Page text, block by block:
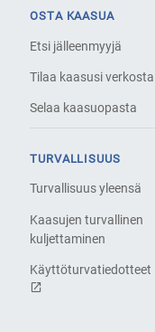
OSTA KAASUA
Etsi jälleenmyyjä
Tilaa kaasusi verkosta
Selaa kaasuopasta
TURVALLISUUS
Turvallisuus yleensä
Kaasujen turvallinen
kuljettaminen
Käyttöturvatiedotteet